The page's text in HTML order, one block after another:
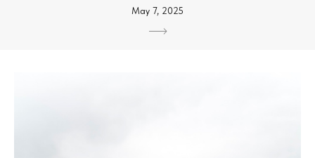
May 7, 2025